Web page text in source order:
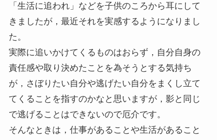
「生活に追われ」などを子供のころから耳にして
きましたが，最近それを実感するようになりまし
た。
実際に追いかけてくるものはおらず，自分自身の
責任感や取り決めたことを為そうとする気持ち
が，さぼりたい自分や逃げたい自分をまくし立て
てくることを指すのかなと思いますが，影と同じ
で逃げることはできないので厄介です。
そんなときは，仕事があることや生活があること